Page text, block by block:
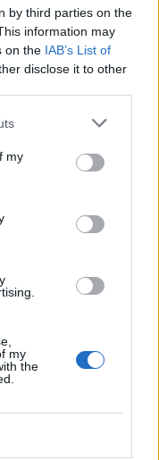
by third parties on the
information may
on the IAB’s List of
disclose it to other
my
my
the
Následující článek